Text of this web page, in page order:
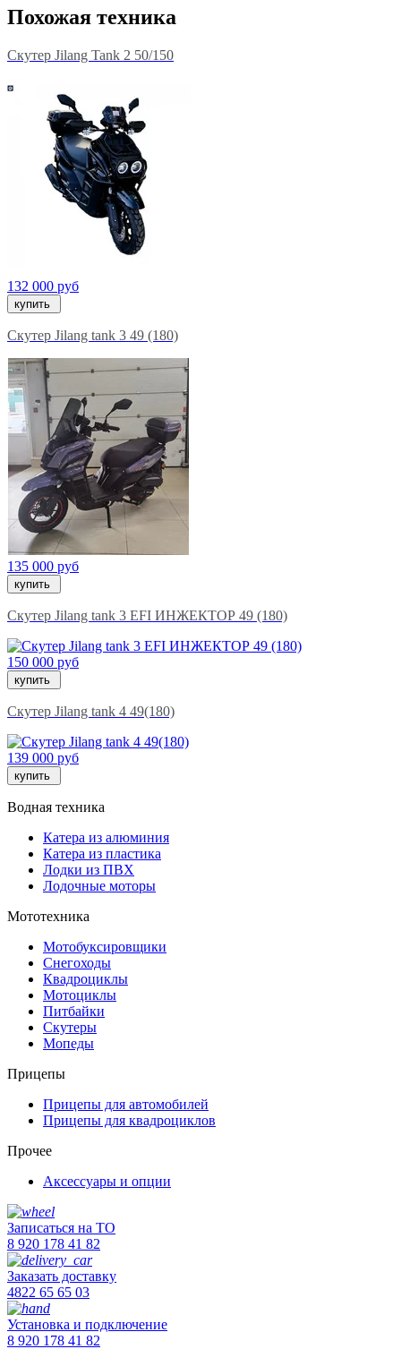
Похожая техника
Скутер Jilang Tank 2 50/150
132 000 руб
купить
Скутер Jilang tank 3 49 (180)
135 000 руб
купить
Скутер Jilang tank 3 EFI ИНЖЕКТОР 49 (180)
150 000 руб
купить
Скутер Jilang tank 4 49(180)
139 000 руб
купить
Водная техника
Катера из алюминия
Катера из пластика
Лодки из ПВХ
Лодочные моторы
Мототехника
Мотобуксировщики
Снегоходы
Квадроциклы
Мотоциклы
Питбайки
Скутеры
Мопеды
Прицепы
Прицепы для автомобилей
Прицепы для квадроциклов
Прочее
Аксессуары и опции
Записаться на ТО
8 920 178 41 82
Заказать доставку
4822 65 65 03
Установка и подключение
8 920 178 41 82